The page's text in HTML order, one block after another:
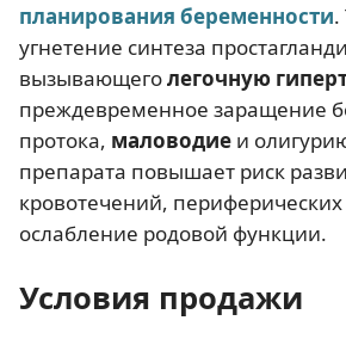
планирования беременности.
угнетение синтеза
вызывающеголегочную
преждевременное заращение
протока, маловодие и
препарата повышает риск
кровотечений, периферических
ослабление родовой функции.
Условия продажи